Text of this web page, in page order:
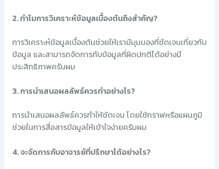
2. ทำไมการวิเคราะห์ข้อมูลเบื้องต้นถึงสำคัญ?
การวิเคราะห์ข้อมูลเบื้องต้นช่วยให้เรามีมุมมองที่ชัดเจนเกี่ยวกับ
ข้อมูล และสามารถจัดการกับข้อมูลที่ผิดปกติได้อย่างมี
ประสิทธิภาพครับผม
3. การนำเสนอผลลัพธ์ควรทำอย่างไร?
การนำเสนอผลลัพธ์ควรทำให้ชัดเจน โดยใช้กราฟหรือแผนภูมิ
ช่วยในการสื่อสารข้อมูลให้เข้าใจง่ายครับผม
4. จะจัดการกับอาจารย์ที่ปรึกษาได้อย่างไร?